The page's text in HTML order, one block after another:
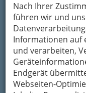
Nach Ihrer
führen wir und
Informationen auf
und verarbeiten,
Endgerät
Webseiten-
Von Johann
Goethe
Frankfurt, den
früh.
Es ist noch
aufgestanden,